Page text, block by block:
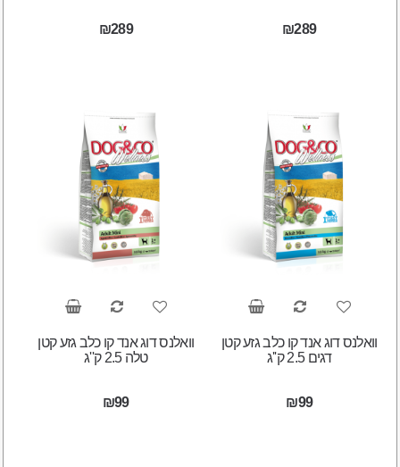
₪289
₪289
וואלנס דוג אנד קו כלב גזע קטן
דגים 2.5 ק''ג
₪99
וואלנס דוג אנד קו כלב גזע קטן
טלה 2.5 ק''ג
₪99